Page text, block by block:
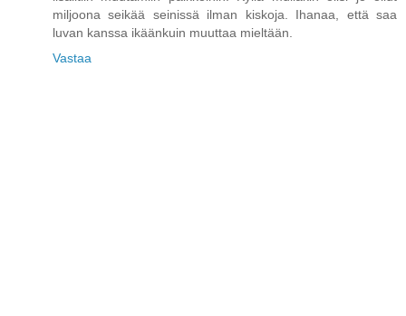
miljoona seikää seinissä ilman kiskoja. Ihanaa, että saa
luvan kanssa ikäänkuin muuttaa mieltään.
Vastaa